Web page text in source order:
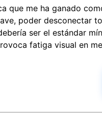
que me ha ganado
poder desconectar
ser el estándar
fatiga visual en